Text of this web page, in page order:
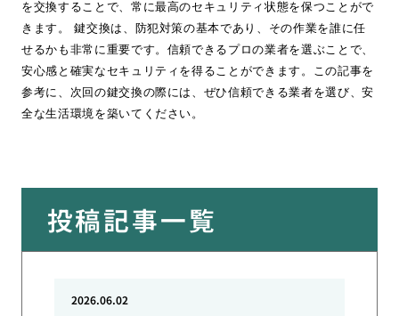
を交換することで、常に最高のセキュリティ状態を保つことがで
きます。 鍵交換は、防犯対策の基本であり、その作業を誰に任
せるかも非常に重要です。信頼できるプロの業者を選ぶことで、
安心感と確実なセキュリティを得ることができます。この記事を
参考に、次回の鍵交換の際には、ぜひ信頼できる業者を選び、安
全な生活環境を築いてください。
投稿記事一覧
2026.06.02